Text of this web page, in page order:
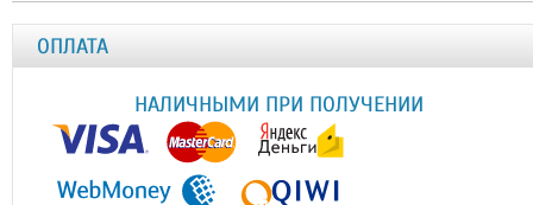
ОПЛАТА
НАЛИЧНЫМИ ПРИ ПОЛУЧЕНИИ